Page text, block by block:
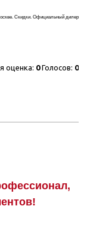
Скидки. Официальный дилер
оценка: 0Голосов: 0